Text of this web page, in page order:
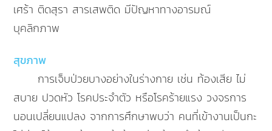
เศร้า ติดสุรา สารเสพติด มีปัญหาทางอารมณ์
บุคลิกภาพ
สุขภาพ
การเจ็บป่วยบางอย่างในร่างกาย เช่น ท้องเสีย ไม่
สบาย ปวดหัว โรคประจำตัว หรือโรคร้ายแรง วงจรการ
นอนเปลี่ยนแปลง จากการศึกษาพบว่า คนที่เข้างานเป็นกะ